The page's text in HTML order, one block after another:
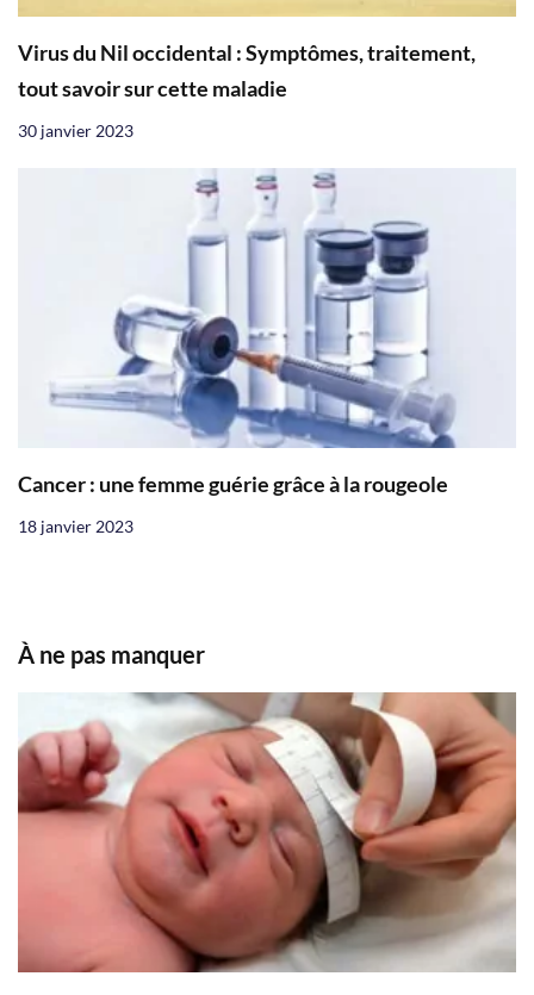
Virus du Nil occidental : Symptômes, traitement,
tout savoir sur cette maladie
30 janvier 2023
Cancer : une femme guérie grâce à la rougeole
18 janvier 2023
À ne pas manquer